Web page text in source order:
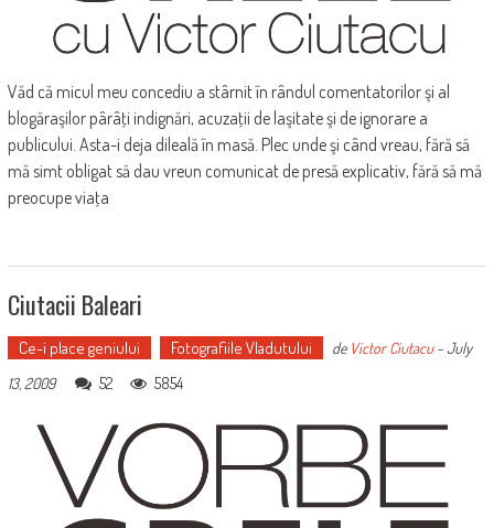
Văd că micul meu concediu a stârnit în rândul comentatorilor şi al
blogăraşilor pârâţi indignări, acuzaţii de laşitate şi de ignorare a
publicului. Asta-i deja dileală în masă. Plec unde şi când vreau, fără să
mă simt obligat să dau vreun comunicat de presă explicativ, fără să mă
preocupe viaţa
Ciutacii Baleari
Ce-i place geniului Fotografiile Vladutului de Victor Ciutacu-July
13, 2009
52 5854